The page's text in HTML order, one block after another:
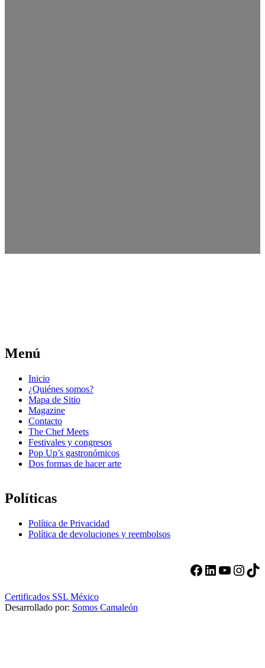
Menú
Inicio
¿Quiénes somos?
Mapa de Sitio
Magazine
Contacto
The Chef Meets
Festivales y congresos
Pop Up’s gastronómicos
Dos formas de hacer arte
Políticas
Política de Privacidad
Política de devoluciones y reembolsos
Facebook LinkedIn YouTube Instagram TikTok
Certificados SSL México
Desarrollado por: Somos Camaleón